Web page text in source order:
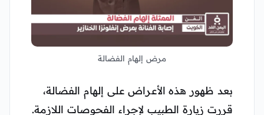
مرض إلهام الفضالة
بعد ظهور هذه الأعراض على إلهام الفضالة،
قررت زيارة الطبيب لإجراء الفحوصات اللازمة.